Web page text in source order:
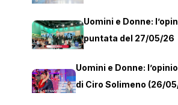
Uomini e Donne:
puntata del 27/05/26
Uomini e Donne:
di Ciro Solimeno (26/